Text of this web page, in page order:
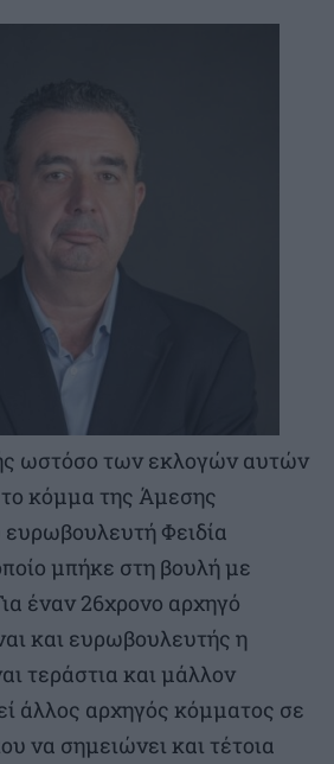
ωστόσο των εκλογών αυτών
κόμμα της Άμεσης
Φειδία
μπήκε στη βουλή με
έναν 26χρονο αρχηγό
και ευρωβουλευτής η
τεράστια και μάλλον
άλλος αρχηγός κόμματος σε
να σημειώνει και τέτοια